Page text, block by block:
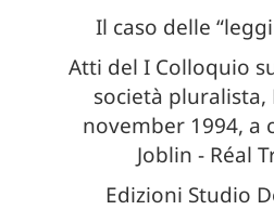
Il caso delle
Atti del I Colloquio
società pluralista,
november 1994, a
Joblin - Réal
Edizioni Studio